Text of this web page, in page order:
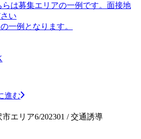
は募集エリアの一例です。面接地
い
一例となります。
進む
エリア6/202301 / 交通誘導